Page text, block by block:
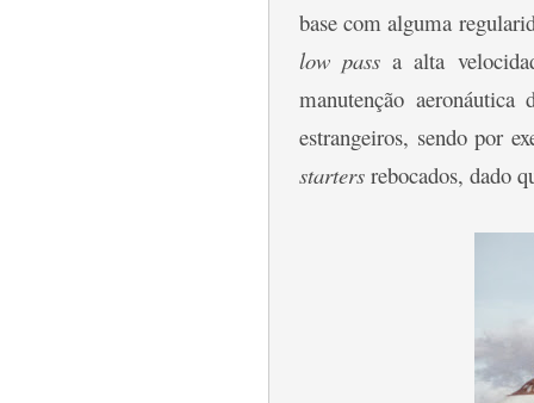
base com alguma
low passa alta
manutenção
estrangeiros, sendo por
starters rebocados, dado